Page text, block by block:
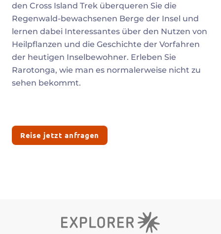
den Cross Island Trek überqueren Sie die
Regenwald-bewachsenen Berge der Insel und
lernen dabei Interessantes über den Nutzen von
Heilpflanzen und die Geschichte der Vorfahren
der heutigen Inselbewohner. Erleben Sie
Rarotonga, wie man es normalerweise nicht zu
sehen bekommt.
Reise jetzt anfragen